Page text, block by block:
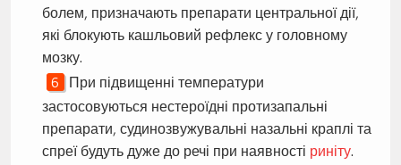
болем, призначають препарати центральної дії,
які блокують кашльовий рефлекс у головному
мозку.
При підвищенні температури
застосовуються нестероїдні протизапальні
препарати, судинозвужувальні назальні краплі та
спреї будуть дуже до речі при наявності риніту.